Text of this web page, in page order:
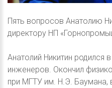
Пять вопросов Анатолию
директору НП
Анатолий Никитин родился
инженеров. Окончил
при МГТУ им. Н.Э.